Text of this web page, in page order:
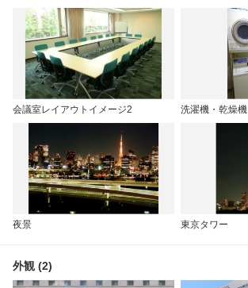
会議室レイアウトイメージ2 洗濯機・乾燥機
夜景 東京タワー
外観 (2)